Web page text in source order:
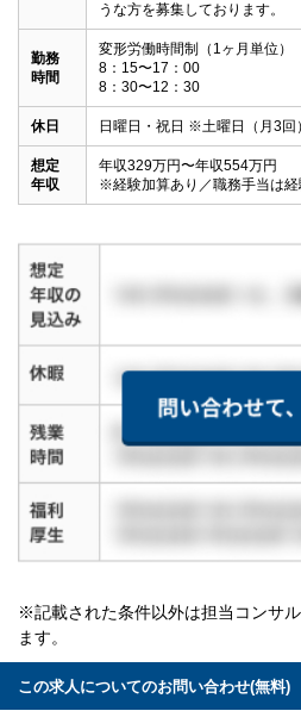
うな方を募集しております。
勤務
時間
変形労働時間制（1ヶ月単位）
8：15〜17：00
8：30〜12：30
休日 日曜日・祝日 ※土曜日（月3回
想定
年収
年収329万円〜年収554万円
※経験加算あり／職務手当は経
※記載された条件以外は担当コンサ
ます。
この求人についてのお問い合わせ(無料)